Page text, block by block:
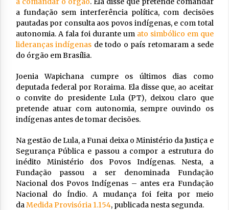
a fundação sem interferência política, com decisões
pautadas por consulta aos povos indígenas, e com total
autonomia. A fala foi durante um ato simbólico em que
lideranças indígenas de todo o país retomaram a sede
do órgão em Brasília.
Joenia Wapichana cumpre os últimos dias como
deputada federal por Roraima. Ela disse que, ao aceitar
o convite do presidente Lula (PT), deixou claro que
pretende atuar com autonomia, sempre ouvindo os
indígenas antes de tomar decisões.
Na gestão de Lula, a Funai deixa o Ministério da Justiça e
Segurança Pública e passou a compor a estrutura do
inédito Ministério dos Povos Indígenas. Nesta, a
Fundação passou a ser denominada Fundação
Nacional dos Povos Indígenas – antes era Fundação
Nacional do Índio. A mudança foi feita por meio
da Medida Provisória 1.154, publicada nesta segunda.